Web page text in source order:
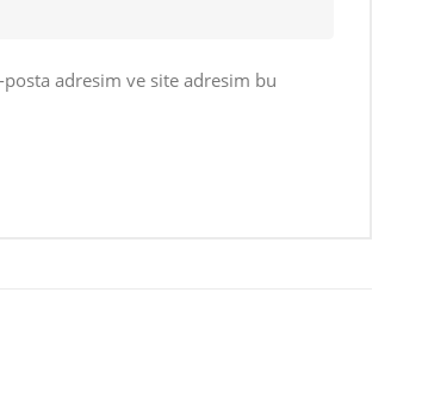
posta adresim ve site adresim bu